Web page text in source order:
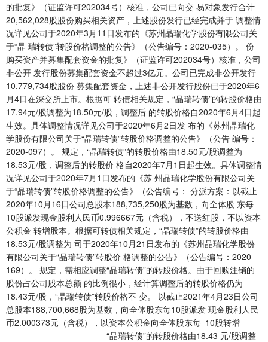
的批复》（证监许可202034号）核准，公司已向交 易对象发行合计
20,562,028股股份购买相关资产，上述股份发行已经完成并于 调整情
况详见公司于2020年3月11日发布的《苏州晶瑞化学股份有限公司关
于“晶 瑞转债”转股价格调整的公告》（公告编号：2020-035）。 份
购买资产并募集配套资金的批复》（证监许可202034号）核准，公司
非公开 发行股份募集配套资金不超过3亿元。公司已完成非公开发行
10,779,734股股份 募集配套资金，上述非公开发行股份已于2020年6
月4日在深交所上市。根据可 转债相关规定，“晶瑞转债”的转股价格由
17.94元/股调整为18.50元/股，调整后 的转股价格自2020年6月4日起
生效。具体调整情况详见公司于2020年6月2日发 布的《苏州晶瑞化
学股份有限公司关于“晶瑞转债”转股价格调整的公告》（公告 编号：
2020-097）。 规定，“晶瑞转债”的转股价格由18.50元/股调整为
18.53元/股，调整后的转股价 格自2020年7月1日起生效。具体调整情
况详见公司于2020年7月1日发布的《苏 州晶瑞化学股份有限公司关
于“晶瑞转债”转股价格调整的公告》（公告编号： 分派方案：以截止
2020年10月16日公司总股本188,735,250股为基数，向全体股 东每
10股派发现金股利人民币0.996667元（含税），不送红股，不以资本
公积金 转增股本。根据可转债相关规定，“晶瑞转债”的转股价格由
18.53元/股调整为 司于2020年10月21日发布的《苏州晶瑞化学股份
有限公司关于“晶瑞转债”转股价 格调整的公告》（公告编号：2020-
169）。 规定，需相应调整“晶瑞转债”的转股价格。由于回购注销的
股份占公司股本总额 的比例很小，经计算调整后的转股价格仍为
18.43元/股，“晶瑞转债”转股价格不 变。 以截止2021年4月23日公司
总股本188,700,668股为基数，向全体股东每10股派发 现金股利人民
币2.000373元（含税），以资本公积金向全体股东每 10股转增
“晶瑞转债”的转股价格由18.43 元/股调整